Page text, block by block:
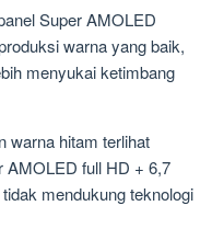
Super AMOLED
warna yang baik,
menyukai ketimbang
warna hitam terlihat
AMOLED full HD + 6,7
mendukung teknologi